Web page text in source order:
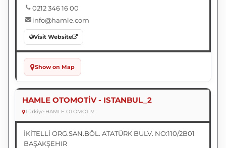
0212 346 16 00
info@hamle.com
Visit Website
Show on Map
HAMLE OTOMOTİV - ISTANBUL_2
Türkiye•HAMLE OTOMOTİV
İKİTELLİ ORG.SAN.BÖL. ATATÜRK BULV. NO:110/2B01
BAŞAKŞEHIR